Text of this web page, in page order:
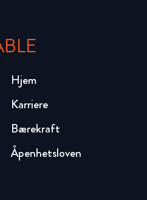
Hjem
Karriere
Bærekraft
Åpenhetsloven